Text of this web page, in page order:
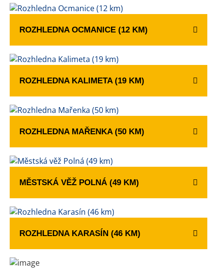
ROZHLEDNA OCMANICE (12 KM)
ROZHLEDNA KALIMETA (19 KM)
ROZHLEDNA MAŘENKA (50 KM)
MĚSTSKÁ VĚŽ POLNÁ (49 KM)
ROZHLEDNA KARASÍN (46 KM)